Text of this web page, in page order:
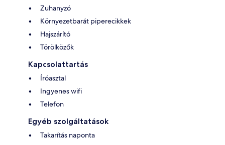
Zuhanyzó
Környezetbarát piperecikkek
Hajszárító
Törölközők
Kapcsolattartás
Íróasztal
Ingyenes wifi
Telefon
Egyéb szolgáltatások
Takarítás naponta